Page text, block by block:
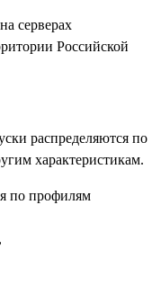
серверах
Российской
распределяются по
характеристикам.
по профилям